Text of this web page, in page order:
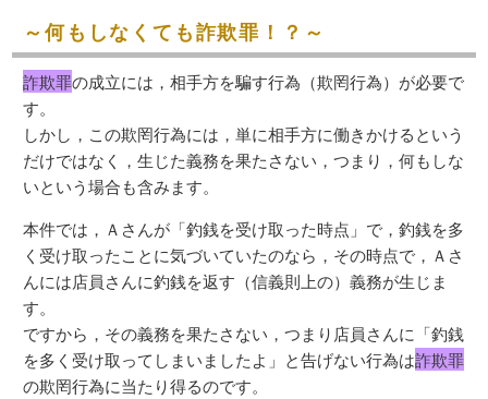
～何もしなくても詐欺罪！？～
詐欺罪の成立には，相手方を騙す行為（欺罔行為）が必要で
す。
しかし，この欺罔行為には，単に相手方に働きかけるという
だけではなく，生じた義務を果たさない，つまり，何もしな
いという場合も含みます。
本件では，Ａさんが「釣銭を受け取った時点」で，釣銭を多
く受け取ったことに気づいていたのなら，その時点で，Ａさ
んには店員さんに釣銭を返す（信義則上の）義務が生じま
す。
ですから，その義務を果たさない，つまり店員さんに「釣銭
を多く受け取ってしまいましたよ」と告げない行為は詐欺罪
の欺罔行為に当たり得るのです。